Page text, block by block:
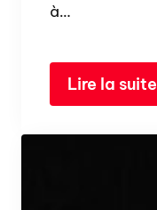
à…
Lire la suite